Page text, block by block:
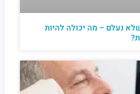
נעלם – מה יכולה להיות